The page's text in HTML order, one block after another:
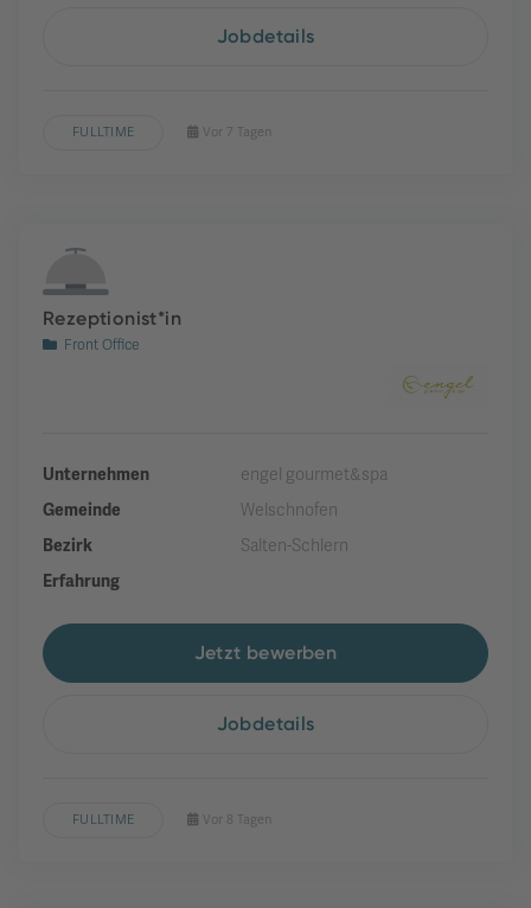
Jobdetails
FULLTIME Vor 7 Tagen
Rezeptionist*in
Front Office
Unternehmen
engel gourmet&spa
Gemeinde
Welschnofen
Bezirk
Salten-Schlern
Erfahrung
Jetzt bewerben
Jobdetails
FULLTIME Vor 8 Tagen